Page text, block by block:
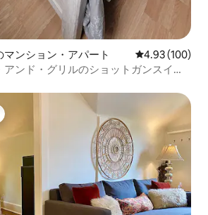
ンション・アパート レビュー100
4.93 (100)
ンド・グリルのショットガンスイー
スです。